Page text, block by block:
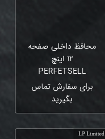
محافظ داخلی صفحه
12 اینچ
‎PERFETSELL
برای سفارش تماس
بگیرید
LP Limited